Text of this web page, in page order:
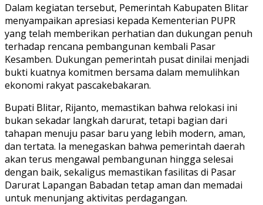
Dalam kegiatan tersebut, Pemerintah Kabupaten Blitar
menyampaikan apresiasi kepada Kementerian PUPR
yang telah memberikan perhatian dan dukungan penuh
terhadap rencana pembangunan kembali Pasar
Kesamben. Dukungan pemerintah pusat dinilai menjadi
bukti kuatnya komitmen bersama dalam memulihkan
ekonomi rakyat pascakebakaran.
Bupati Blitar, Rijanto, memastikan bahwa relokasi ini
bukan sekadar langkah darurat, tetapi bagian dari
tahapan menuju pasar baru yang lebih modern, aman,
dan tertata. Ia menegaskan bahwa pemerintah daerah
akan terus mengawal pembangunan hingga selesai
dengan baik, sekaligus memastikan fasilitas di Pasar
Darurat Lapangan Babadan tetap aman dan memadai
untuk menunjang aktivitas perdagangan.